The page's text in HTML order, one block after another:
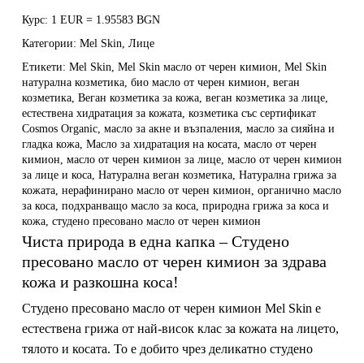
Курс: 1 EUR = 1.95583 BGN
Категории: Mel Skin, Лице
Етикети: Mel Skin, Mel Skin масло от черен кимион, Mel Skin
натурална козметика, био масло от черен кимион, веган
козметика, Веган козметика за кожа, веган козметика за лице,
естествена хидратация за кожата, козметика със сертификат
Cosmos Organic, масло за акне и възпаления, масло за сияйна и
гладка кожа, Масло за хидратация на косата, масло от черен
кимион, масло от черен кимион за лице, масло от черен кимион
за лице и коса, Натурална веган козметика, Натурална грижа за
кожата, нерафинирано масло от черен кимион, органично масло
за коса, подхранващо масло за коса, природна грижа за коса и
кожа, студено пресовано масло от черен кимион
Чиста природа в една капка – Студено
пресовано масло от черен кимион за здрава
кожа и разкошна коса!
Студено пресовано масло от черен кимион Mel Skin е
естествена грижа от най-висок клас за кожата на лицето,
тялото и косата. То е добито чрез деликатно студено